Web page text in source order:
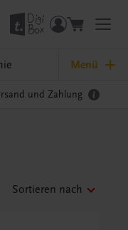
Menü
und Zahlung
Sortieren nach